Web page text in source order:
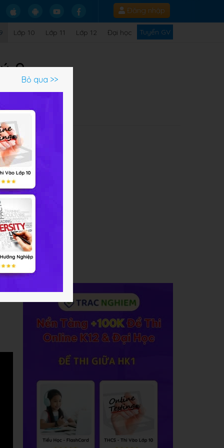
Đăng nhập
Lớp 10 Lớp 11 Lớp 12 Đại học Tuyển GV
9Bỏ qua >>